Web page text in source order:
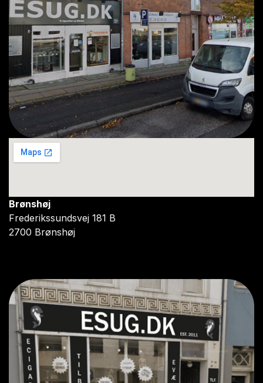
Brønshøj
Frederikssundsvej 181 B
2700 Brønshøj